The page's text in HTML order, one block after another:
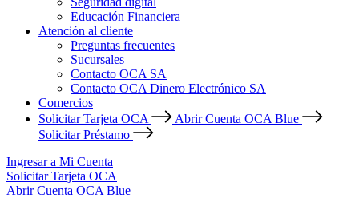
Educación Financiera
Atención al cliente
Preguntas frecuentes
Sucursales
Contacto OCA SA
Contacto OCA Dinero Electrónico SA
Comercios
Solicitar Tarjeta OCA
Abrir Cuenta OCA Blue
Solicitar Préstamo
Ingresar a Mi Cuenta
Solicitar Tarjeta OCA
Abrir Cuenta OCA Blue